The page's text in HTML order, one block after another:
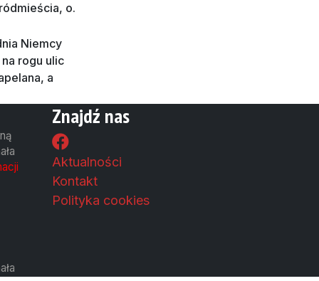
o.
Niemcy
rogu ulic
a
Znajdź nas
Aktualności
Kontakt
Polityka cookies